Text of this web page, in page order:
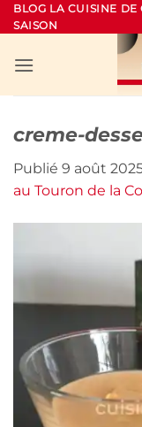
Passer
au
BLOG LA CUISINE DE
SAISON
creme-
Publié 9 août
au Touron de la